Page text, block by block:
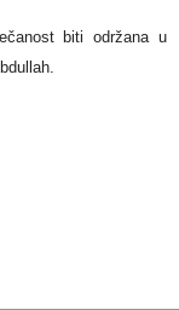
biti održana u